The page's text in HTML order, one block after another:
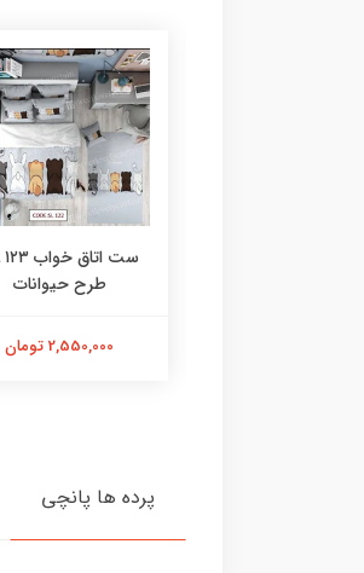
طرح حیوانات
2,550,000 تومان
پرده ها پانچی